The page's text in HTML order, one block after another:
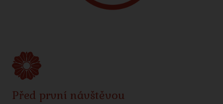
Před první návštěvou